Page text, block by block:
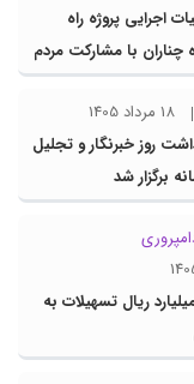
اجرایی پروژه راه
چناران با مشارکت مردم
18 مرداد 1405
روز خبرنگار و تجلیل
برگزار شد
۸۵ میلیارد ریال تسهیلات به